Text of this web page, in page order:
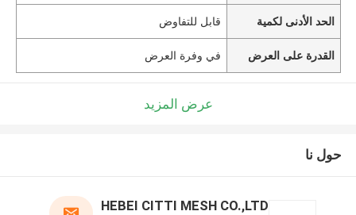
الحد الأدنى لكمية قابل للتفاوض
القدرة على العرض في وفرة العرض
عرض المزيد
حول نا
HEBEI CITTI MESH CO.,LTD